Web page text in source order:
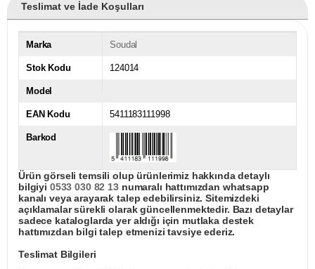
Teslimat ve İade Koşulları
Marka Soudal
Stok Kodu 124014
Model
EAN Kodu 5411183111998
Barkod
Ürün görseli temsili olup ürünlerimiz hakkında detaylı
bilgiyi 0533 030 82 13numaralı hattımızdan whatsapp
kanalı veya arayarak talep edebilirsiniz. Sitemizdeki
açıklamalar sürekli olarak güncellenmektedir. Bazı detaylar
sadece kataloglarda yer aldığı için mutlaka destek
hattımızdan bilgi talep etmenizi tavsiye ederiz.
Teslimat Bilgileri